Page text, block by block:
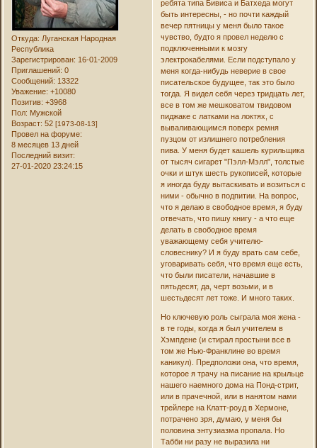
Откуда: Луганская Народная
Республика
Зарегистрирован: 16-01-2009
Приглашений: 0
Сообщений: 13322
Уважение: +10080
Позитив: +3968
Пол: Мужской
Возраст: 52[1973-08-13]
Провел на форуме:
8 месяцев 13 дней
Последний визит:
27-01-2020 23:24:15
ребята типа Бивиса и Батхеда могут
быть интересны, - но почти каждый
вечер пятницы у меня было такое
чувство, будто я провел неделю с
подключенными к мозгу
электрокабелями. Если подступало у
меня когда-нибудь неверие в свое
писательское будущее, так это было
тогда. Я видел себя через тридцать лет,
все в том же мешковатом твидовом
пиджаке с латками на локтях, с
вываливающимся поверх ремня
пузцом от излишнего потребления
пива. У меня будет кашель курильщика
от тысяч сигарет "Пэлл-Мэлл", толстые
очки и штук шесть рукописей, которые
я иногда буду вытаскивать и возиться с
ними - обычно в подпитии. На вопрос,
что я делаю в свободное время, я буду
отвечать, что пишу книгу - а что еще
делать в свободное время
уважающему себя учителю-
словеснику? И я буду врать сам себе,
уговаривать себя, что время еще есть,
что были писатели, начавшие в
пятьдесят, да, черт возьми, и в
шестьдесят лет тоже. И много таких.
Но ключевую роль сыграла моя жена -
в те годы, когда я был учителем в
Хэмпдене (и стирал простыни все в
том же Нью-Франклине во время
каникул). Предположи она, что время,
которое я трачу на писание на крыльце
нашего наемного дома на Понд-стрит,
или в прачечной, или в нанятом нами
трейлере на Клатт-роуд в Хермоне,
потрачено зря, думаю, у меня бы
половина энтузиазма пропала. Но
Табби ни разу не выразила ни